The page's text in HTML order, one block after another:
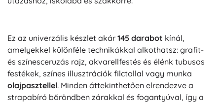
Ez az univerzális készlet akár 145 darabot kínál,
amelyekkel különféle technikákkal alkothatsz: grafit-
és színesceruzás rajz, akvarellfestés és élénk tubusos
festékek, színes illusztrációk filctollal vagy munka
olajpasztellel. Minden áttekinthetően elrendezve a
strapabíró bőröndben zárakkal és fogantyúval, így a